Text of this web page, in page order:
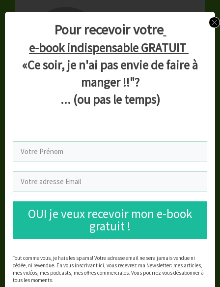
This post was posted inmes recettes préférées
Navigation
de
l’article
Comment faire de la corde à
sauter ?
recommandations de Santé
Publique France
3 THOUGHTS ON “
Celdit :
29 janvier 2019 à 23 h 08 min
Pour recevoir votre
e-book indispensable GRATUIT
«Ce soir, je n'ai pas envie de faire à
manger !!"?
... (ou pas le temps)
OUI je veux recevoir mon e-book
gratuit !
Tout comme vous, je hais les spams! Votre adresse email ne sera jamais vendue ni
cédée, ni revendue. En vous inscrivant ici, vous recevrez ma Newsletter: mes articles,
mes vidéos, mes podcasts, mes offres commerciales. Vous pourrez vous désabonner à
tous les moments.